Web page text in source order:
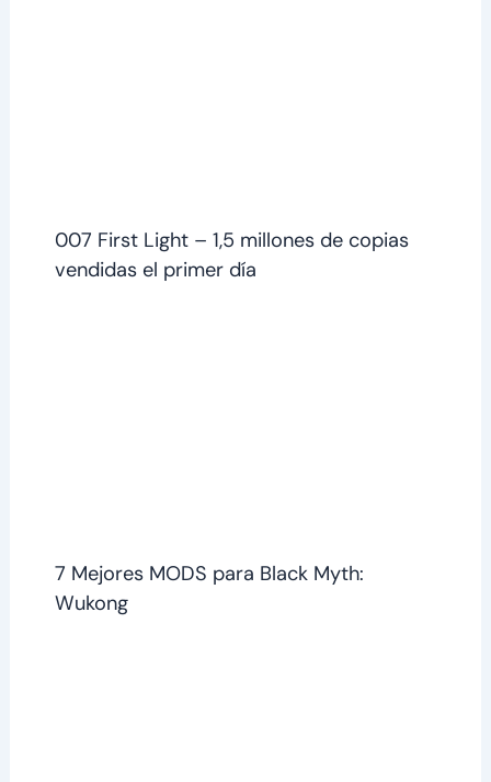
007 First Light – 1,5 millones de copias
vendidas el primer día
7 Mejores MODS para Black Myth:
Wukong